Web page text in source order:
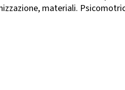
materiali.